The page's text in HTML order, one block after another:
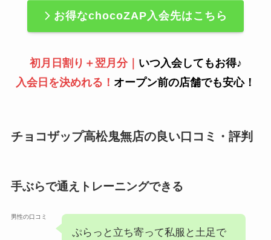
お得なchocoZAP入会先はこちら
初月日割り＋翌月分｜ いつ入会してもお得♪
入会日を決めれる！ オープン前の店舗でも安心！
チョコザップ高松鬼無店の良い口コミ・評判
手ぶらで通えトレーニングできる
男性の口コミ
ぷらっと立ち寄って私服と土足で